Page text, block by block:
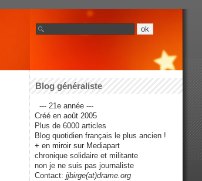
Blog généraliste
--- 21e année ---
Créé en août 2005
Plus de 6000 articles
Blog quotidien français le plus ancien !
+ en miroir sur Mediapart
chronique solidaire et militante
non je ne suis pas journaliste
Contact: jjbirge(at)drame.org